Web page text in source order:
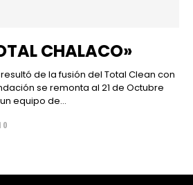
CHALACO»
de la fusión del Total Clean con
se remonta al 21 de Octubre
equipo de...